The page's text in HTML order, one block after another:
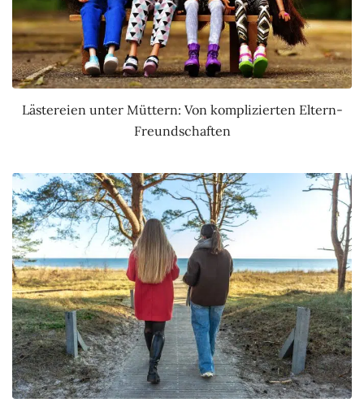
Lästereien unter Müttern: Von komplizierten Eltern-
Freundschaften